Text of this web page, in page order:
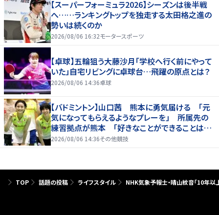
【スーパーフォーミュラ2026】シーズンは後半戦
へ……ランキングトップを独走する太田格之進の
勢いは続くのか
2026/08/06 16:32モータースポーツ
【卓球】五輪狙う大藤沙月「学校へ行く前にやって
いた」自宅リビングに卓球台…飛躍の原点とは？
2026/08/06 14:36卓球
【バドミントン】山口茜 熊本に勇気届ける 「元
気になってもらえるようなプレーを」 所属先の
練習拠点が熊本 「好きなことができることは当
たり前じゃない」
2026/08/06 14:36その他競技
TOP 話題の投稿 ライフスタイル NHK気象予報士・晴山紋音「10年以